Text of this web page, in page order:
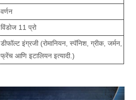
वर्णन
विंडोज 11 प्रो
डीफॉल्ट इंग्रजी (रोमानियन, स्पॅनिश, ग्रीक, जर्मन,
फ्रेंच आणि इटालियन इत्यादी.)